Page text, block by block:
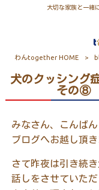
大切な家族と一緒
わんtogether HOME >
犬のクッシング
その⑧
みなさん、こんば
ブログへお越し頂
さて昨夜は引き続
話しをさせていた